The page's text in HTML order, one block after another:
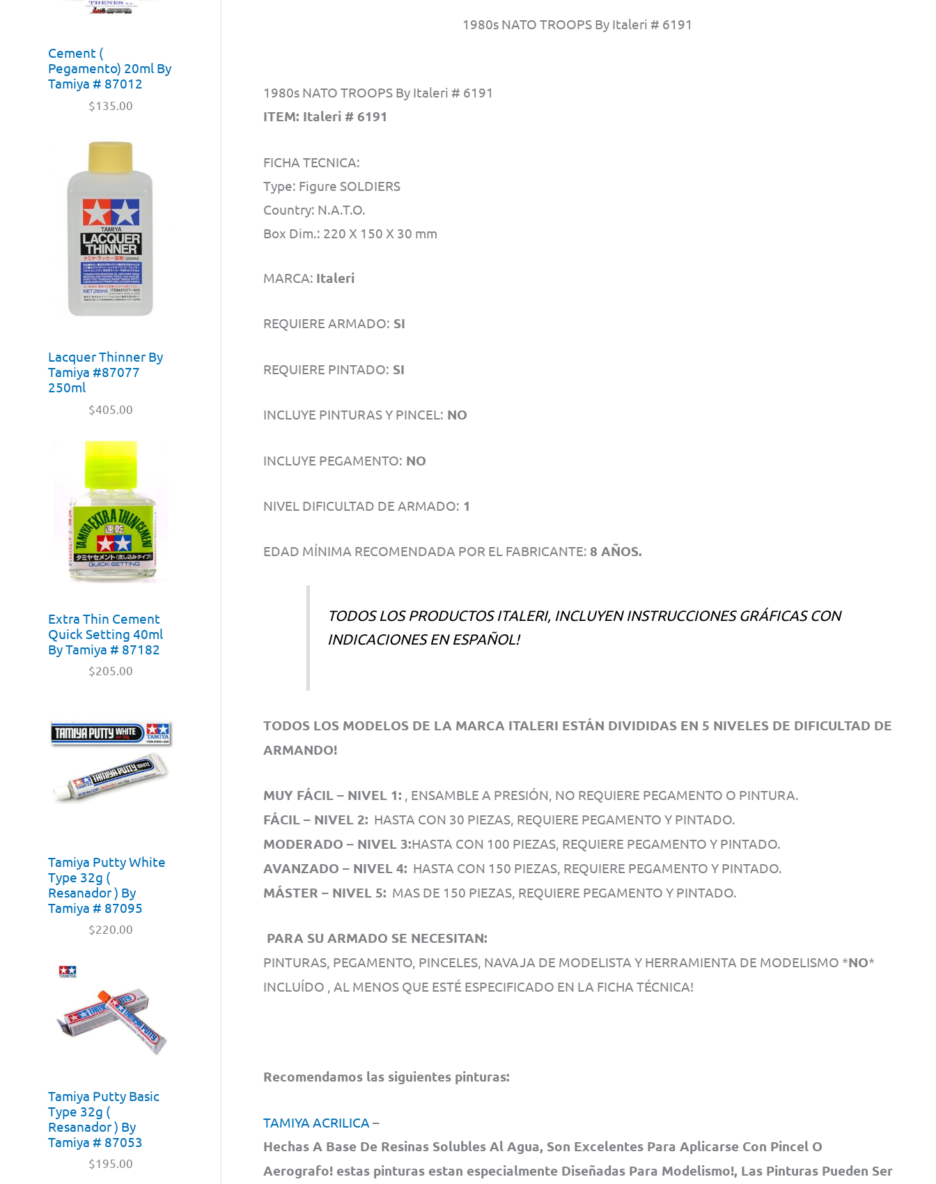
Cement (
Pegamento) 20ml By
Tamiya # 87012
$135.00
Lacquer Thinner By
Tamiya #87077
250ml
$405.00
Extra Thin Cement
Quick Setting 40ml
By Tamiya # 87182
$205.00
Tamiya Putty White
Type 32g (
Resanador ) By
Tamiya # 87095
$220.00
Tamiya Putty Basic
Type 32g (
Resanador ) By
Tamiya # 87053
$195.00
1980s NATO TROOPS By Italeri # 6191
1980s NATO TROOPS By Italeri # 6191
ITEM: Italeri # 6191
FICHA TECNICA:
Type: Figure SOLDIERS
Country: N.A.T.O.
Box Dim.: 220 X 150 X 30 mm
MARCA: Italeri
REQUIERE ARMADO: SI
REQUIERE PINTADO: SI
INCLUYE PINTURAS Y PINCEL: NO
INCLUYE PEGAMENTO: NO
NIVEL DIFICULTAD DE ARMADO: 1
EDAD MÍNIMA RECOMENDADA POR EL FABRICANTE: 8 AÑOS.
TODOS LOS PRODUCTOS ITALERI, INCLUYEN INSTRUCCIONES GRÁFICAS CON
INDICACIONES EN ESPAÑOL!
TODOS LOS MODELOS DE LA MARCA ITALERI ESTÁN DIVIDIDAS EN 5 NIVELES DE DIFICULTAD DE
ARMANDO!
MUY FÁCIL – NIVEL 1: , ENSAMBLE A PRESIÓN, NO REQUIERE PEGAMENTO O PINTURA.
FÁCIL – NIVEL 2: HASTA CON 30 PIEZAS, REQUIERE PEGAMENTO Y PINTADO.
MODERADO – NIVEL 3:HASTA CON 100 PIEZAS, REQUIERE PEGAMENTO Y PINTADO.
AVANZADO – NIVEL 4: HASTA CON 150 PIEZAS, REQUIERE PEGAMENTO Y PINTADO.
MÁSTER – NIVEL 5: MAS DE 150 PIEZAS, REQUIERE PEGAMENTO Y PINTADO.
PARA SU ARMADO SE NECESITAN:
PINTURAS, PEGAMENTO, PINCELES, NAVAJA DE MODELISTA Y HERRAMIENTA DE MODELISMO *NO*
INCLUÍDO , AL MENOS QUE ESTÉ ESPECIFICADO EN LA FICHA TÉCNICA!
Recomendamos las siguientes pinturas:
TAMIYA ACRILICA –
Hechas A Base De Resinas Solubles Al Agua, Son Excelentes Para Aplicarse Con Pincel O
Aerografo! estas pinturas estan especialmente Diseñadas Para Modelismo!, Las Pinturas Pueden Ser